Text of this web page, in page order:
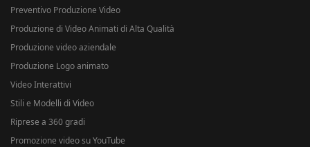
Preventivo Produzione Video
Produzione di Video Animati di Alta Qualità
Produzione video aziendale
Produzione Logo animato
Video Interattivi
Stili e Modelli di Video
Riprese a 360 gradi
Promozione video su YouTube